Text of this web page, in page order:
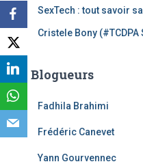
SexTech : tout savoir
Cristele Bony (#TCDPA
Blogueurs
Fadhila Brahimi
Frédéric Canevet
Yann Gourvennec